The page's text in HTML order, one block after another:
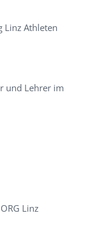
Linz Athleten
und Lehrer im
Linz